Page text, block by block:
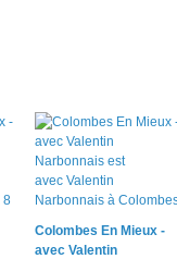
Colombes En Mieux -
avec Valentin